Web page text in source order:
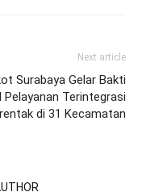
Next article
Surabaya Gelar Bakti
Pelayanan Terintegrasi
di 31 Kecamatan